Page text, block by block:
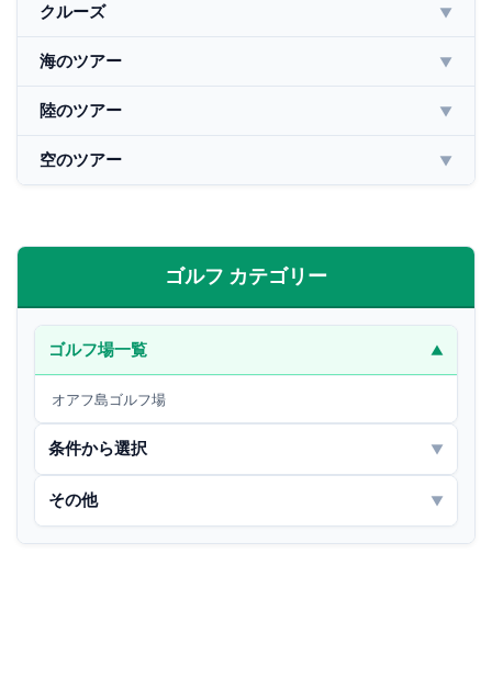
クルーズ ▼
海のツアー ▼
陸のツアー ▼
空のツアー ▼
ゴルフ カテゴリー
ゴルフ場一覧 ▼
オアフ島ゴルフ場
条件から選択 ▼
その他 ▼